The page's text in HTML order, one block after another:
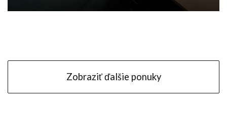
Zobraziť ďalšie ponuky